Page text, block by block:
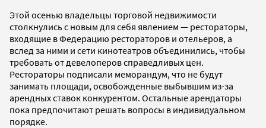
Этой осенью владельцы торговой недвижимости
столкнулись с новым для себя явлением — рестораторы,
входящие в Федерацию рестораторов и отельеров, а
вслед за ними и сети кинотеатров объединились, чтобы
требовать от девелоперов справедливых цен.
Рестораторы подписали меморандум, что не будут
занимать площади, освобожденные выбывшим из-за
арендных ставок конкурентом. Остальные арендаторы
пока предпочитают решать вопросы в индивидуальном
порядке.